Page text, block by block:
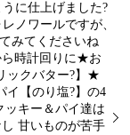
に仕上げました?
ノワールですが、
みてくださいね
時計回りに★お
ックバター?】★
イ【のり塩?】の4
ッキー＆パイ達は
甘いものが苦手